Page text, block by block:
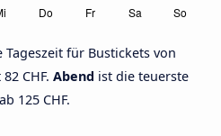
für Bustickets von
CHF. Abend ist die teuerste
125 CHF.